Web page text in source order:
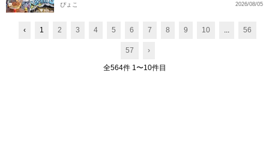
2026/08/05
ぴょこ
‹ 1 2 3 4 5 6 7 8 9 10 ... 56
57 ›
全564件 1〜10件目